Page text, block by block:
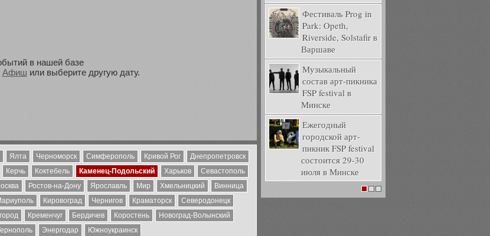
в нашей базе
Афиш или выберите другую дату.
Ялта Черноморск Симферополь Кривой Рог
Днепропетровск
Керчь Коктебель Каменец-Подольский Харьков
Севастополь
Ростов-на-Дону Ярославль Мир Хмельницкий
Винница
Кировоград Чернигов Краматорск
Северодонецк
Кременчуг Бердичев Коростень
Новоград-Волынский
Энергодар Южноукраинск
Фестиваль Prog in
Park: Opeth,
Riverside, Solstafir в
Варшаве
Музыкальный
состав арт-пикника
FSP festival в
Минске
Ежегодный
городской арт-
пикник FSP festival
состоится 29-30
июля в Минске